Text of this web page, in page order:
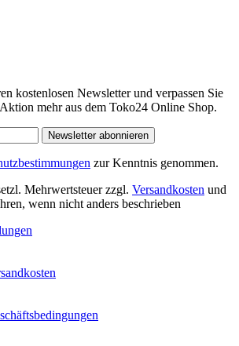
kostenlosen Newsletter und verpassen Sie
mehr aus dem Toko24 Online Shop.
Newsletter abonnieren
zur Kenntnis genommen.
Mehrwertsteuer zzgl. Versandkosten und
wenn nicht anders beschrieben